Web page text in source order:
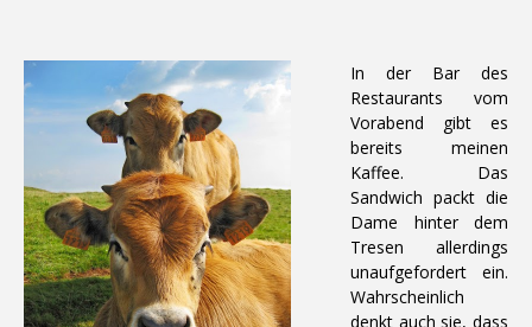
In der Bar des
Restaurants vom
Vorabend gibt es
bereits meinen
Kaffee. Das
Sandwich packt die
Dame hinter dem
Tresen allerdings
unaufgefordert ein.
Wahrscheinlich
denkt auch sie, dass